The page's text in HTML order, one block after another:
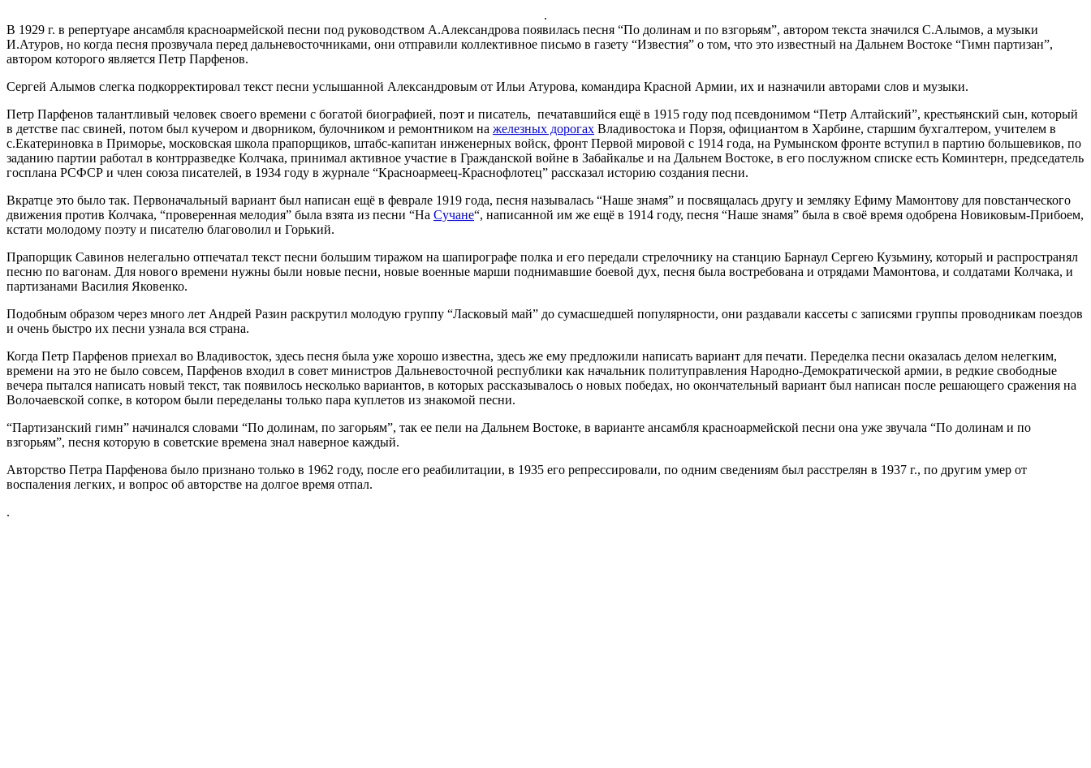
.
В 1929 г. в репертуаре ансамбля красноармейской песни под руководством А.Александрова появилась песня “По долинам и по взгорьям”, автором текста значился С.Алымов, а музыки
И.Атуров, но когда песня прозвучала перед дальневосточниками, они отправили коллективное письмо в газету “Известия” о том, что это известный на Дальнем Востоке “Гимн партизан”,
автором которого является Петр Парфенов.
Сергей Алымов слегка подкорректировал текст песни услышанной Александровым от Ильи Атурова, командира Красной Армии, их и назначили авторами слов и музыки.
Петр Парфенов талантливый человек своего времени с богатой биографией, поэт и писатель, печатавшийся ещё в 1915 году под псевдонимом “Петр Алтайский”, крестьянский сын, который
в детстве пас свиней, потом был кучером и дворником, булочником и ремонтником на железных дорогах Владивостока и Порзя, официантом в Харбине, старшим бухгалтером, учителем в
с.Екатериновка в Приморье, московская школа прапорщиков, штабс-капитан инженерных войск, фронт Первой мировой с 1914 года, на Румынском фронте вступил в партию большевиков, по
заданию партии работал в контрразведке Колчака, принимал активное участие в Гражданской войне в Забайкалье и на Дальнем Востоке, в его послужном списке есть Коминтерн, председатель
госплана РСФСР и член союза писателей, в 1934 году в журнале “Красноармеец-Краснофлотец” рассказал историю создания песни.
Вкратце это было так. Первоначальный вариант был написан ещё в феврале 1919 года, песня называлась “Наше знамя” и посвящалась другу и земляку Ефиму Мамонтову для повстанческого
движения против Колчака, “проверенная мелодия” была взята из песни “На Сучане“, написанной им же ещё в 1914 году, песня “Наше знамя” была в своё время одобрена Новиковым-Прибоем,
кстати молодому поэту и писателю благоволил и Горький.
Прапорщик Савинов нелегально отпечатал текст песни большим тиражом на шапирографе полка и его передали стрелочнику на станцию Барнаул Сергею Кузьмину, который и распространял
песню по вагонам. Для нового времени нужны были новые песни, новые военные марши поднимавшие боевой дух, песня была востребована и отрядами Мамонтова, и солдатами Колчака, и
партизанами Василия Яковенко.
Подобным образом через много лет Андрей Разин раскрутил молодую группу “Ласковый май” до сумасшедшей популярности, они раздавали кассеты с записями группы проводникам поездов
и очень быстро их песни узнала вся страна.
Когда Петр Парфенов приехал во Владивосток, здесь песня была уже хорошо известна, здесь же ему предложили написать вариант для печати. Переделка песни оказалась делом нелегким,
времени на это не было совсем, Парфенов входил в совет министров Дальневосточной республики как начальник политуправления Народно-Демократической армии, в редкие свободные
вечера пытался написать новый текст, так появилось несколько вариантов, в которых рассказывалось о новых победах, но окончательный вариант был написан после решающего сражения на
Волочаевской сопке, в котором были переделаны только пара куплетов из знакомой песни.
“Партизанский гимн” начинался словами “По долинам, по загорьям”, так ее пели на Дальнем Востоке, в варианте ансамбля красноармейской песни она уже звучала “По долинам и по
взгорьям”, песня которую в советские времена знал наверное каждый.
Авторство Петра Парфенова было признано только в 1962 году, после его реабилитации, в 1935 его репрессировали, по одним сведениям был расстрелян в 1937 г., по другим умер от
воспаления легких, и вопрос об авторстве на долгое время отпал.
.